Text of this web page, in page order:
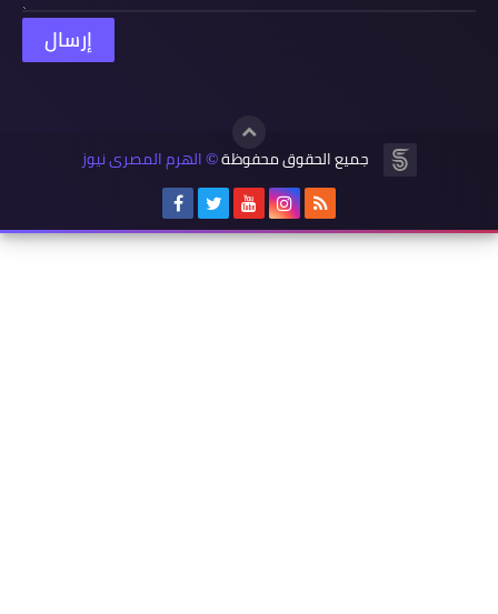
جميع الحقوق محفوظة© الهرم المصرى نيوز